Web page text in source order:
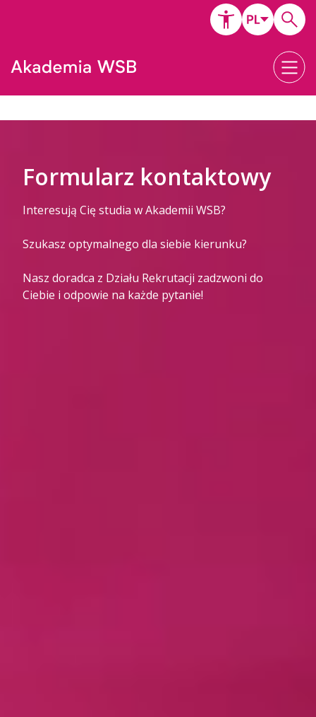
Formularz kontaktowy
Interesują Cię studia w Akademii WSB?
Szukasz optymalnego dla siebie kierunku?
Nasz doradca z Działu Rekrutacji zadzwoni do
Ciebie i odpowie na każde pytanie!